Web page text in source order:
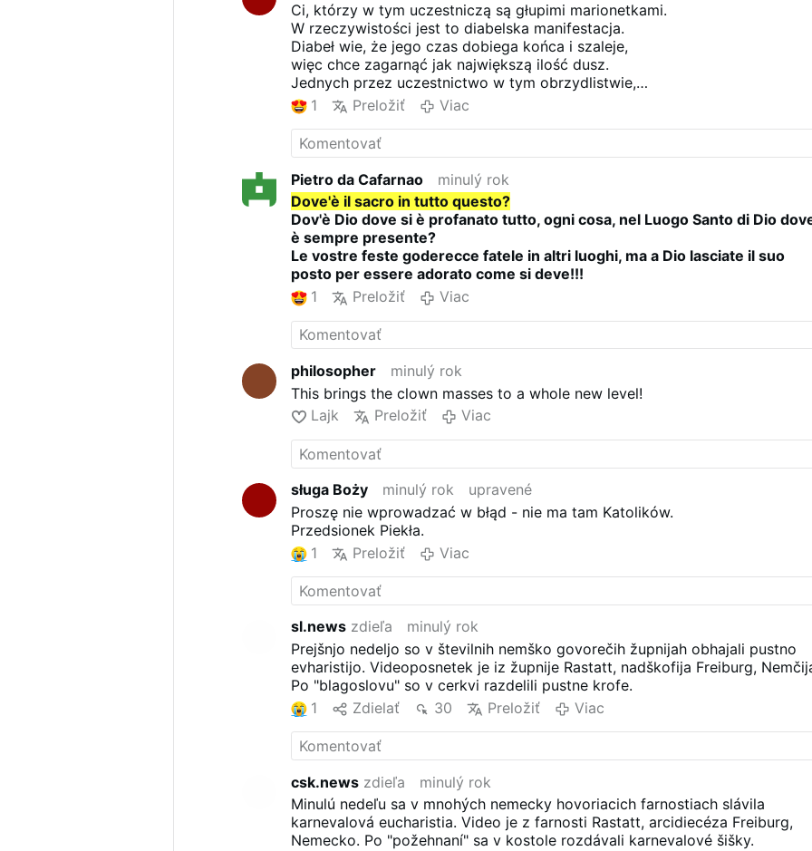
Ci, którzy w tym uczestniczą są głupimi marionetkami.
W rzeczywistości jest to diabelska manifestacja.
Diabeł wie, że jego czas dobiega końca i szaleje,
więc chce zagarnąć jak największą ilość dusz.
Jednych przez uczestnictwo w tym obrzydlistwie,
innych szukających Boga, przez zniechęcenie do szukania Go.
O to chodzi, aby w oczach ludzi myślących Kościół Katolicki
stał się zwyczajną błazenadą, a nie Jedynym Świętym prowadzącym do
zbawienia.
Dlatego wszystko, co trwa od soboru watykańskiego drugiego jest
przeklęte,
a Kościół tam jest, gdzie Święta Jego Tradycja,
gdzie wierni gromadzą się wokół Mszy Wszechczasów i Nauki
niepodlegającej żadnym zmianom.
1 Preložiť Viac
Pietro da Cafarnao
minulý rok
Dove'è il sacro in tutto questo?
Dov'è Dio dove si è profanato tutto, ogni cosa, nel Luogo Santo di Dio
è sempre presente?
Le vostre feste goderecce fatele in altri luoghi, ma a Dio lasciate il suo
posto per essere adorato come si deve!!!
1
Preložiť Viac
philosopher
minulý rok
This brings the clown masses to a whole new level!
Lajk
Preložiť Viac
sługa Boży minulý rok
upravené
Proszę nie wprowadzać w błąd - nie ma tam Katolików.
Przedsionek Piekła.
1
Preložiť Viac
sl.news zdieľa
minulý rok
Prejšnjo nedeljo so v številnih nemško govorečih župnijah obhajali pustno
evharistijo. Videoposnetek je iz župnije Rastatt, nadškofija Freiburg,
Po "blagoslovu" so v cerkvi razdelili pustne krofe.
1
Zdielať 30 Preložiť Viac
csk.news zdieľa
minulý rok
Minulú nedeľu sa v mnohých nemecky hovoriacich farnostiach slávila
karnevalová eucharistia. Video je z farnosti Rastatt, arcidiecéza Freiburg,
Nemecko. Po "požehnaní" sa v kostole rozdávali karnevalové šišky.